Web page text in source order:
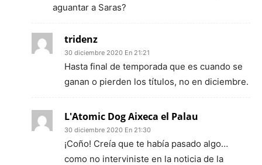
aguantar a Saras?
tridenz
30 diciembre 2020 En 21:21
Hasta final de temporada que es cuando se
ganan o pierden los títulos, no en diciembre.
L'Atomic Dog Aixeca el Palau
30 diciembre 2020 En 21:30
¡Coño! Creía que te había pasado algo…
como no interviniste en la noticia de la